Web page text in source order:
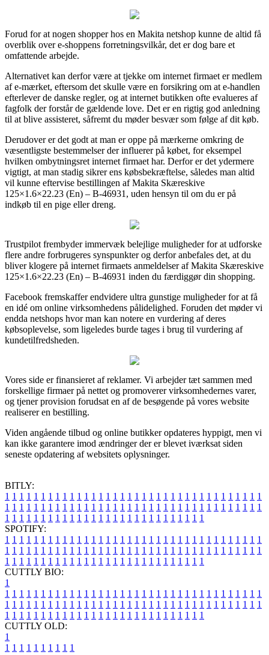
Forud for at nogen shopper hos en Makita netshop kunne de altid få
overblik over e-shoppens forretningsvilkår, det er dog bare et
omfattende arbejde.
Alternativet kan derfor være at tjekke om internet firmaet er medlem
af e-mærket, eftersom det skulle være en forsikring om at e-handlen
efterlever de danske regler, og at internet butikken ofte evalueres af
fagfolk der forstår de gældende love. Det er en rigtig god anledning
til at blive assisteret, såfremt du møder besvær som følge af dit køb.
Derudover er det godt at man er oppe på mærkerne omkring de
væsentligste bestemmelser der influerer på købet, for eksempel
hvilken ombytningsret internet firmaet har. Derfor er det ydermere
vigtigt, at man stadig sikrer ens købsbekræftelse, således man altid
vil kunne eftervise bestillingen af Makita Skæreskive
125×1.6×22.23 (En) – B-46931, uden hensyn til om du er på
indkøb til en pige eller dreng.
Trustpilot frembyder immervæk belejlige muligheder for at udforske
flere andre forbrugeres synspunkter og derfor anbefales det, at du
bliver klogere på internet firmaets anmeldelser af Makita Skæreskive
125×1.6×22.23 (En) – B-46931 inden du færdiggør din shopping.
Facebook fremskaffer endvidere ultra gunstige muligheder for at få
en idé om online virksomhedens pålidelighed. Foruden det møder vi
endda netshops hvor man kan notere en vurdering af deres
købsoplevelse, som ligeledes burde tages i brug til vurdering af
kundetilfredsheden.
Vores side er finansieret af reklamer. Vi arbejder tæt sammen med
forskellige firmaer på nettet og promoverer virksomhedernes varer,
og tjener provision forudsat en af de besøgende på vores website
realiserer en bestilling.
Viden angående tilbud og online butikker opdateres hyppigt, men vi
kan ikke garantere imod ændringer der er blevet iværksat siden
seneste opdatering af websitets oplysninger.
BITLY:
1 1 1 1 1 1 1 1 1 1 1 1 1 1 1 1 1 1 1 1 1 1 1 1 1 1 1 1 1 1 1 1 1 1 1 1
1 1 1 1 1 1 1 1 1 1 1 1 1 1 1 1 1 1 1 1 1 1 1 1 1 1 1 1 1 1 1 1 1 1 1 1
1 1 1 1 1 1 1 1 1 1 1 1 1 1 1 1 1 1 1 1 1 1 1 1 1 1 1 1
SPOTIFY:
1 1 1 1 1 1 1 1 1 1 1 1 1 1 1 1 1 1 1 1 1 1 1 1 1 1 1 1 1 1 1 1 1 1 1 1
1 1 1 1 1 1 1 1 1 1 1 1 1 1 1 1 1 1 1 1 1 1 1 1 1 1 1 1 1 1 1 1 1 1 1 1
1 1 1 1 1 1 1 1 1 1 1 1 1 1 1 1 1 1 1 1 1 1 1 1 1 1 1 1
CUTTLY BIO:
1
1 1 1 1 1 1 1 1 1 1 1 1 1 1 1 1 1 1 1 1 1 1 1 1 1 1 1 1 1 1 1 1 1 1 1 1
1 1 1 1 1 1 1 1 1 1 1 1 1 1 1 1 1 1 1 1 1 1 1 1 1 1 1 1 1 1 1 1 1 1 1 1
1 1 1 1 1 1 1 1 1 1 1 1 1 1 1 1 1 1 1 1 1 1 1 1 1 1 1 1
CUTTLY OLD:
1
1 1 1 1 1 1 1 1 1 1